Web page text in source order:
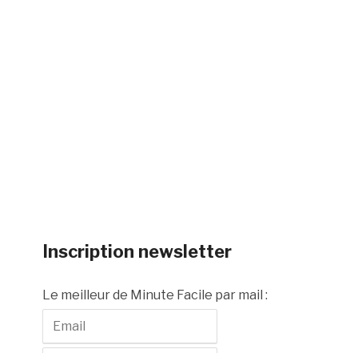
Inscription newsletter
Le meilleur de Minute Facile par mail :